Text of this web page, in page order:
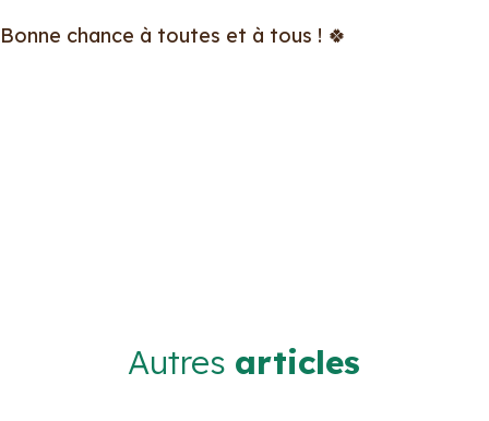
Bonne chance à toutes et à tous ! 🍀
Autres articles